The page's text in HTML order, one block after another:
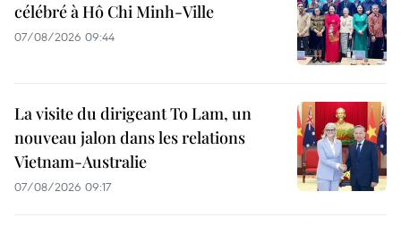
célébré à Hô Chi Minh-Ville
07/08/2026 09:44
La visite du dirigeant To Lam, un
nouveau jalon dans les relations
Vietnam-Australie
07/08/2026 09:17